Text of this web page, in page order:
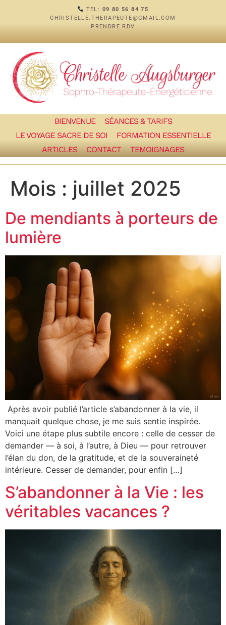
TEL: 09 80 56 84 75
CHRISTELLE.THERAPEUTE@GMAIL.COM
PRENDRE RDV
BIENVENUE
SÉANCES & TARIFS
LE VOYAGE SACRE DE SOI
FORMATION ESSENTIELLE
ARTICLES
CONTACT TEMOIGNAGES
Mois : juillet 2025
De mendiants à porteurs de
lumière
Après avoir publié l’article s’abandonner à la vie, il
manquait quelque chose, je me suis sentie inspirée.
Voici une étape plus subtile encore : celle de cesser de
demander — à soi, à l’autre, à Dieu — pour retrouver
l’élan du don, de la gratitude, et de la souveraineté
intérieure. Cesser de demander, pour enfin […]
S’abandonner à la Vie : les
véritables vacances ?